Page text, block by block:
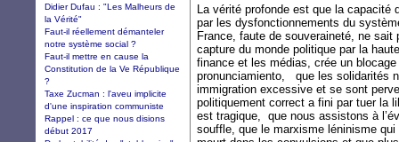
La vérité profonde est que la capacité
par les dysfonctionnements du
France, faute de souveraineté, ne
capture du monde politique par la
finance et les médias, crée un
pronunciamiento, que les solidarités
immigration excessive et se sont
politiquement correct a fini par tuer la
est tragique, que nous assistons à
souffle, que le marxisme léninisme
Didier Dufau : "Les Malheurs de
la Vérité"
Faut-il réellement démanteler
notre système social ?
Faut-il mettre en cause la
Constitution de la Ve République
?
Taxe Zucman : l'aveu implicite
d'une inspiration communiste
Rappel : ce que nous disions
début 2017